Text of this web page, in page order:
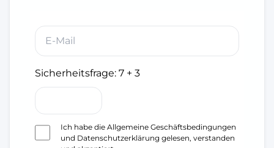
Sicherheitsfrage: 7 + 3
Ich habe die Allgemeine Geschäftsbedingungen
und Datenschutzerklärung gelesen, verstanden